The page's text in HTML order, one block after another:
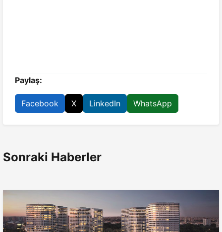
Paylaş:
Facebook X LinkedIn WhatsApp
Sonraki Haberler